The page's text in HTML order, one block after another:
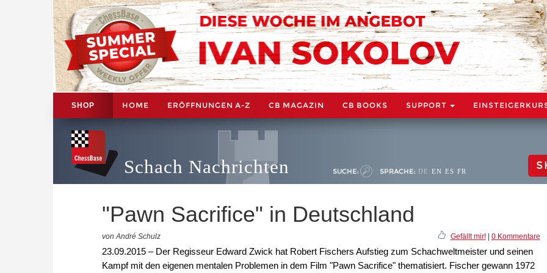
SHOP HOME ERÖFFNUNGEN A-Z CB MAGAZIN CB BOOKS SUPPORT
Schach Nachrichten SUCHE: SPRACHE: DE EN ES FR
"Pawn Sacrifice" in Deutschland
von André Schulz Gefällt mir!| 0 Kommentare
23.09.2015 – Der Regisseur Edward Zwick hat Robert Fischers Aufstieg zum Schachweltmeister und seinen
Kampf mit den eigenen mentalen Problemen in dem Film "Pawn Sacrifice" thematisiert. Fischer gewann 1972